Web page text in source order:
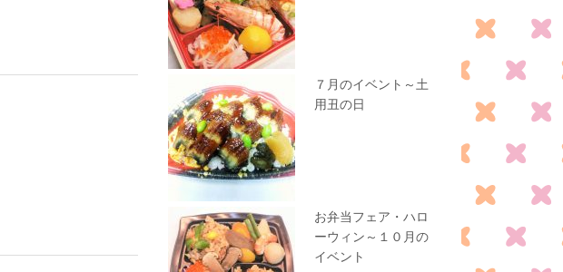
７月のイベント～土
用丑の日
お弁当フェア・ハロ
ーウィン～１０月の
イベント